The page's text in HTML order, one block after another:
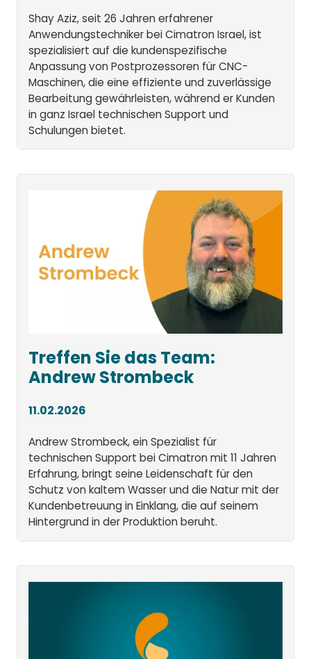
Shay Aziz, seit 26 Jahren erfahrener
Anwendungstechniker bei Cimatron Israel, ist
spezialisiert auf die kundenspezifische
Anpassung von Postprozessoren für CNC-
Maschinen, die eine effiziente und zuverlässige
Bearbeitung gewährleisten, während er Kunden
in ganz Israel technischen Support und
Schulungen bietet.
Treffen Sie das Team:
Andrew Strombeck
11.02.2026
Andrew Strombeck, ein Spezialist für
technischen Support bei Cimatron mit 11 Jahren
Erfahrung, bringt seine Leidenschaft für den
Schutz von kaltem Wasser und die Natur mit der
Kundenbetreuung in Einklang, die auf seinem
Hintergrund in der Produktion beruht.